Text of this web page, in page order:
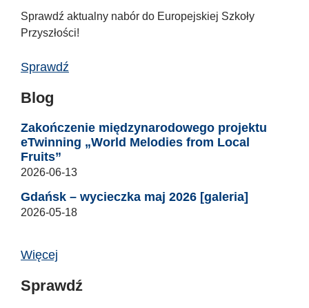
Sprawdź aktualny nabór do Europejskiej Szkoły
Przyszłości!
Sprawdź
Blog
Zakończenie międzynarodowego projektu
eTwinning „World Melodies from Local
Fruits”
2026-06-13
Gdańsk – wycieczka maj 2026 [galeria]
2026-05-18
Więcej
Sprawdź